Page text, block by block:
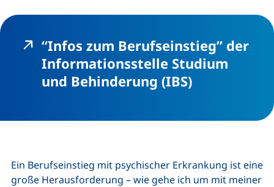
“Infos zum Berufseinstieg” der
Informationsstelle Studium
und Behinderung (IBS)(externer
Ein Berufseinstieg mit psychischer Erkrankung ist eine
große Herausforderung – wie gehe ich um mit meiner